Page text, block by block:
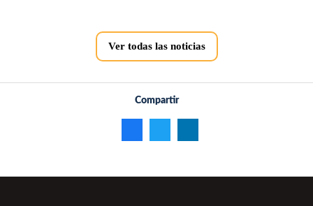
Ver todas las noticias
Compartir